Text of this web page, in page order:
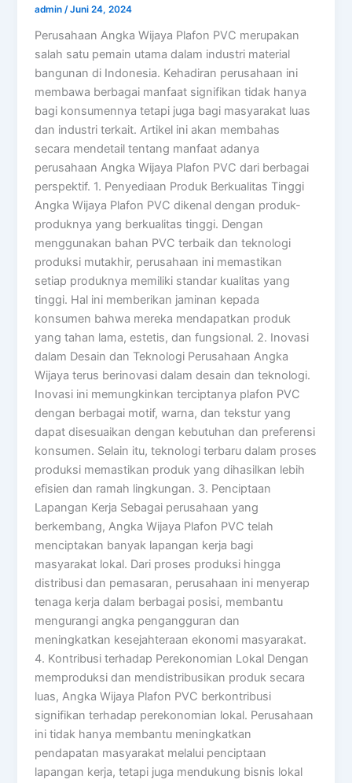
admin/Juni 24, 2024
Perusahaan Angka Wijaya Plafon PVC merupakan
salah satu pemain utama dalam industri material
bangunan di Indonesia. Kehadiran perusahaan ini
membawa berbagai manfaat signifikan tidak hanya
bagi konsumennya tetapi juga bagi masyarakat luas
dan industri terkait. Artikel ini akan membahas
secara mendetail tentang manfaat adanya
perusahaan Angka Wijaya Plafon PVC dari berbagai
perspektif. 1. Penyediaan Produk Berkualitas Tinggi
Angka Wijaya Plafon PVC dikenal dengan produk-
produknya yang berkualitas tinggi. Dengan
menggunakan bahan PVC terbaik dan teknologi
produksi mutakhir, perusahaan ini memastikan
setiap produknya memiliki standar kualitas yang
tinggi. Hal ini memberikan jaminan kepada
konsumen bahwa mereka mendapatkan produk
yang tahan lama, estetis, dan fungsional. 2. Inovasi
dalam Desain dan Teknologi Perusahaan Angka
Wijaya terus berinovasi dalam desain dan teknologi.
Inovasi ini memungkinkan terciptanya plafon PVC
dengan berbagai motif, warna, dan tekstur yang
dapat disesuaikan dengan kebutuhan dan preferensi
konsumen. Selain itu, teknologi terbaru dalam proses
produksi memastikan produk yang dihasilkan lebih
efisien dan ramah lingkungan. 3. Penciptaan
Lapangan Kerja Sebagai perusahaan yang
berkembang, Angka Wijaya Plafon PVC telah
menciptakan banyak lapangan kerja bagi
masyarakat lokal. Dari proses produksi hingga
distribusi dan pemasaran, perusahaan ini menyerap
tenaga kerja dalam berbagai posisi, membantu
mengurangi angka pengangguran dan
meningkatkan kesejahteraan ekonomi masyarakat.
4. Kontribusi terhadap Perekonomian Lokal Dengan
memproduksi dan mendistribusikan produk secara
luas, Angka Wijaya Plafon PVC berkontribusi
signifikan terhadap perekonomian lokal. Perusahaan
ini tidak hanya membantu meningkatkan
pendapatan masyarakat melalui penciptaan
lapangan kerja, tetapi juga mendukung bisnis lokal